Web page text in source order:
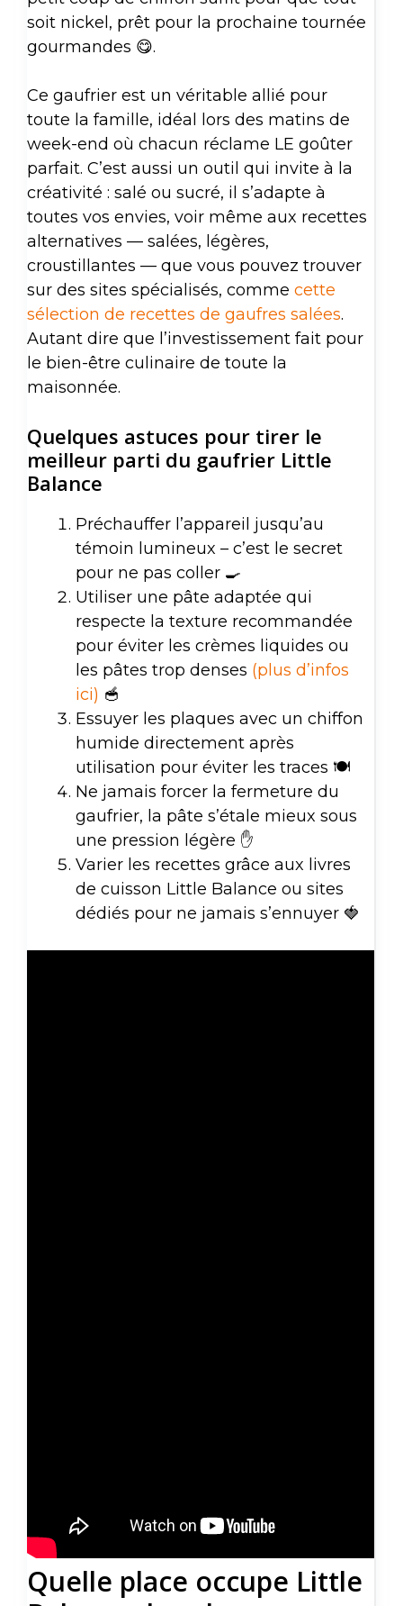
soit nickel, prêt pour la prochaine tournée
gourmandes 😋.
Ce gaufrier est un véritable allié pour
toute la famille, idéal lors des matins de
week-end où chacun réclame LE goûter
parfait. C’est aussi un outil qui invite à la
créativité : salé ou sucré, il s’adapte à
toutes vos envies, voir même aux recettes
alternatives — salées, légères,
croustillantes — que vous pouvez trouver
sur des sites spécialisés, comme cette
sélection de recettes de gaufres salées.
Autant dire que l’investissement fait pour
le bien-être culinaire de toute la
maisonnée.
Quelques astuces pour tirer le
meilleur parti du gaufrier Little
Balance
Préchauffer l’appareil jusqu’au
témoin lumineux – c’est le secret
pour ne pas coller 🍳
Utiliser une pâte adaptée qui
respecte la texture recommandée
pour éviter les crèmes liquides ou
les pâtes trop denses (plus d’infos
ici) 🥣
Essuyer les plaques avec un chiffon
humide directement après
utilisation pour éviter les traces 🍽️
Ne jamais forcer la fermeture du
gaufrier, la pâte s’étale mieux sous
une pression légère ✋
Varier les recettes grâce aux livres
de cuisson Little Balance ou sites
dédiés pour ne jamais s’ennuyer 🍓
Quelle place occupe Little